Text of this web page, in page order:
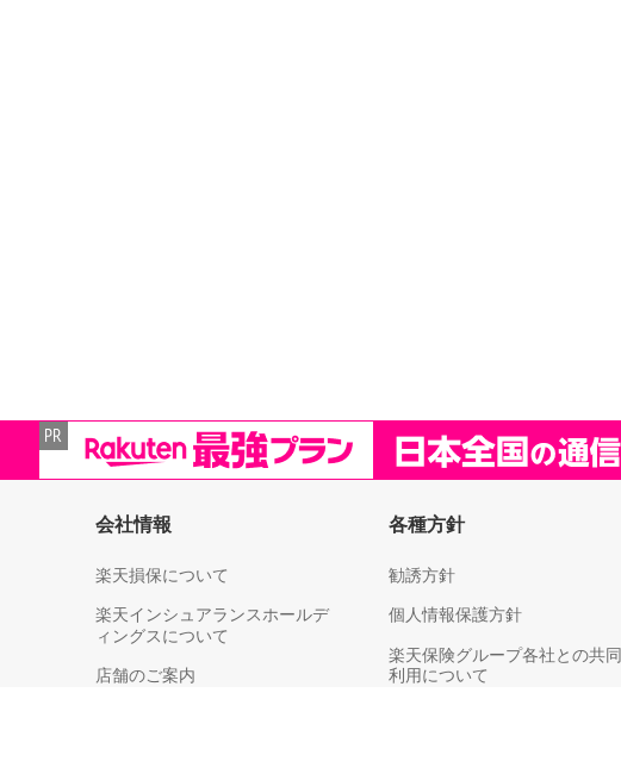
会社情報
楽天損保について
楽天インシュアランスホールデ
ィングスについて
店舗のご案内
各種方針
勧誘方針
個人情報保護方針
楽天保険グループ各社との共同
利用について